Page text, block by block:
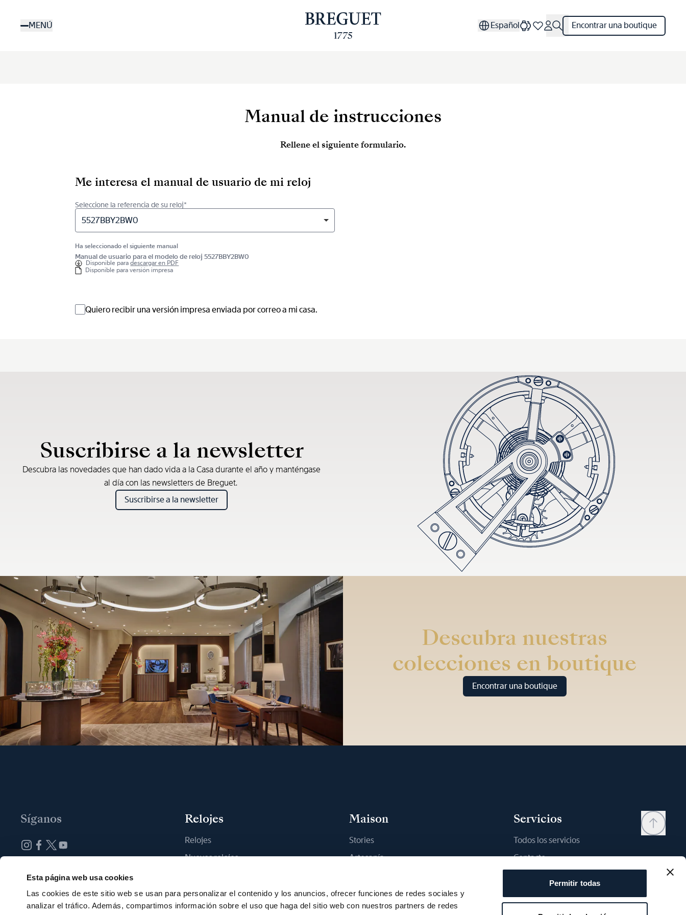
Esta página web usa cookies
Las cookies de este sitio web se usan para personalizar el contenido y los anuncios, ofrecer funciones de redes sociales y
analizar el tráfico. Además, compartimos información sobre el uso que haga del sitio web con nuestros partners de redes
Permitir todas
contenidoMENÚ Español Encontrar una boutique
Manual de instrucciones
Rellene el siguiente formulario.
Me interesa el manual de usuario de mi reloj
Seleccione la referencia de su reloj*
5527BBY2BW0
Ha seleccionado el siguiente manual
Manual de usuario para el modelo de reloj 5527BBY2BW0
Disponible paradescargar en PDF
Disponible para versión impresa
Quiero recibir una versión impresa enviada por correo a mi casa.
Suscribirse a la newsletter
Descubra las novedades que han dado vida a la Casa durante el año y manténgase
al día con las newsletters de Breguet.
Suscribirse a la newsletter
Descubra nuestras
colecciones en boutique
Encontrar una boutique
Síganos Relojes
Relojes
Nuevos relojes
Maison
Stories
Artesanía
Sostenibilidad
Empleo
Servicios
Todos los servicios
Contacto